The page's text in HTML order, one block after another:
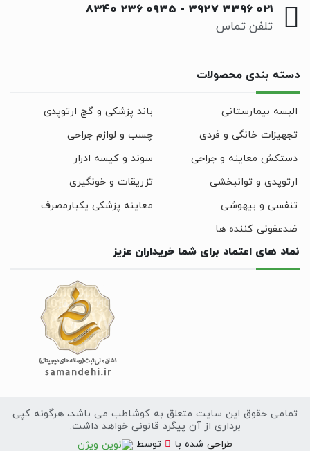
021 3396 3927
-
0935 236 8340
تلفن تماس
دسته بندی محصولات
البسه بیمارستانی
باند پزشکی و گچ ارتوپدی
تجهیزات خانگی و فردی
چسب و لوازم جراحی
دستکش معاینه و جراحی
سوند و کیسه ادرار
ارتوپدی و توانبخشی
تزریقات و خونگیری
تنفسی و بیهوشی
معاینه پزشکی یکبارمصرف
ضدعفونی کننده ها
نماد های اعتماد برای شما خریداران عزیز
تمامی حقوق این سایت متعلق به کوشاطب می باشد، هرگونه کپی
برداری از آن پیگرد قانونی خواهد داشت.
طراحی سایت
شده با توسط